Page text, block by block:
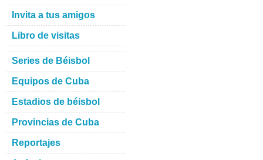
Invita a tus amigos
Libro de visitas
Series de Béisbol
Equipos de Cuba
Estadios de béisbol
Provincias de Cuba
Reportajes